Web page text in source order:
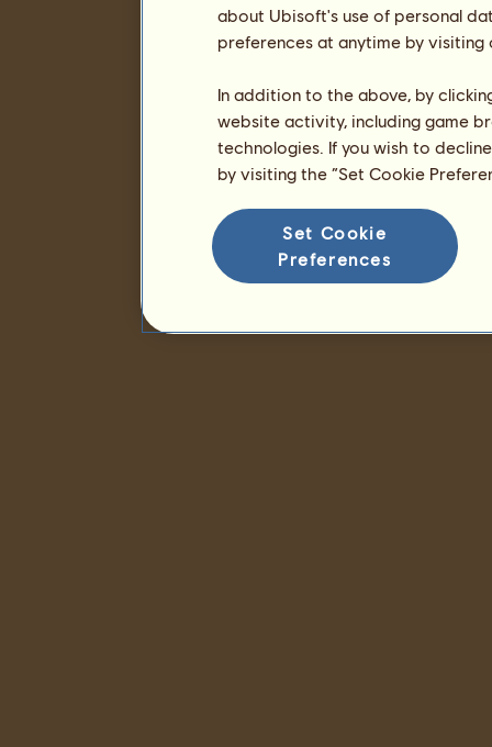
about Ubisoft's use of personal
preferences at anytime by
In addition to the above, by
website activity, including game
technologies. If you wish to
by visiting the “Set Cookie
Set Cookie
Preferences